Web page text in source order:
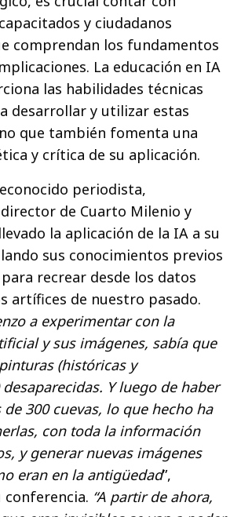
y ciudadanos
comprendan los fundamentos
La educación en IA
las habilidades técnicas
desarrollar y utilizar estas
que también fomenta una
y crítica de su aplicación.
periodista,
de Cuarto Milenio y
la aplicación de la IA a su
sus conocimientos previos
recrear desde los datos
artífices de nuestro pasado.
a experimentar con la
y sus imágenes, sabía que
(históricas y
Y luego de haber
300 cuevas, lo que hecho ha
con toda la información
y generar nuevas imágenes
eran en la antigüedad”,
conferencia. “A partir de ahora,